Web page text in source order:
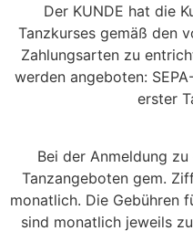
Der KUNDE hat die
Tanzkurses gemäß den
Zahlungsarten zu
werden angeboten:
erster
Bei der Anmeldung
Tanzangeboten gem.
monatlich. Die Gebühren
sind monatlich jeweils